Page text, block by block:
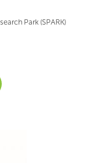
Park (SPARK)